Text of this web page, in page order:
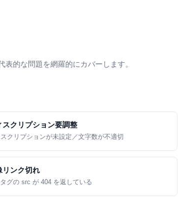
的な問題を網羅的にカバーします。
スクリプション要調整
クリプションが未設定／文字数が不適切
リンク切れ
グの src が 404 を返している